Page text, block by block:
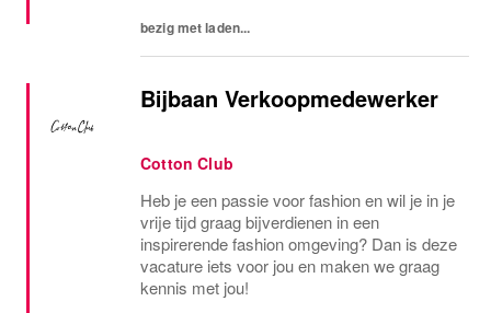
bezig met laden...
Bijbaan Verkoopmedewerker
Cotton Club
Heb je een passie voor fashion en wil je in je
vrije tijd graag bijverdienen in een
inspirerende fashion omgeving? Dan is deze
vacature iets voor jou en maken we graag
kennis met jou!